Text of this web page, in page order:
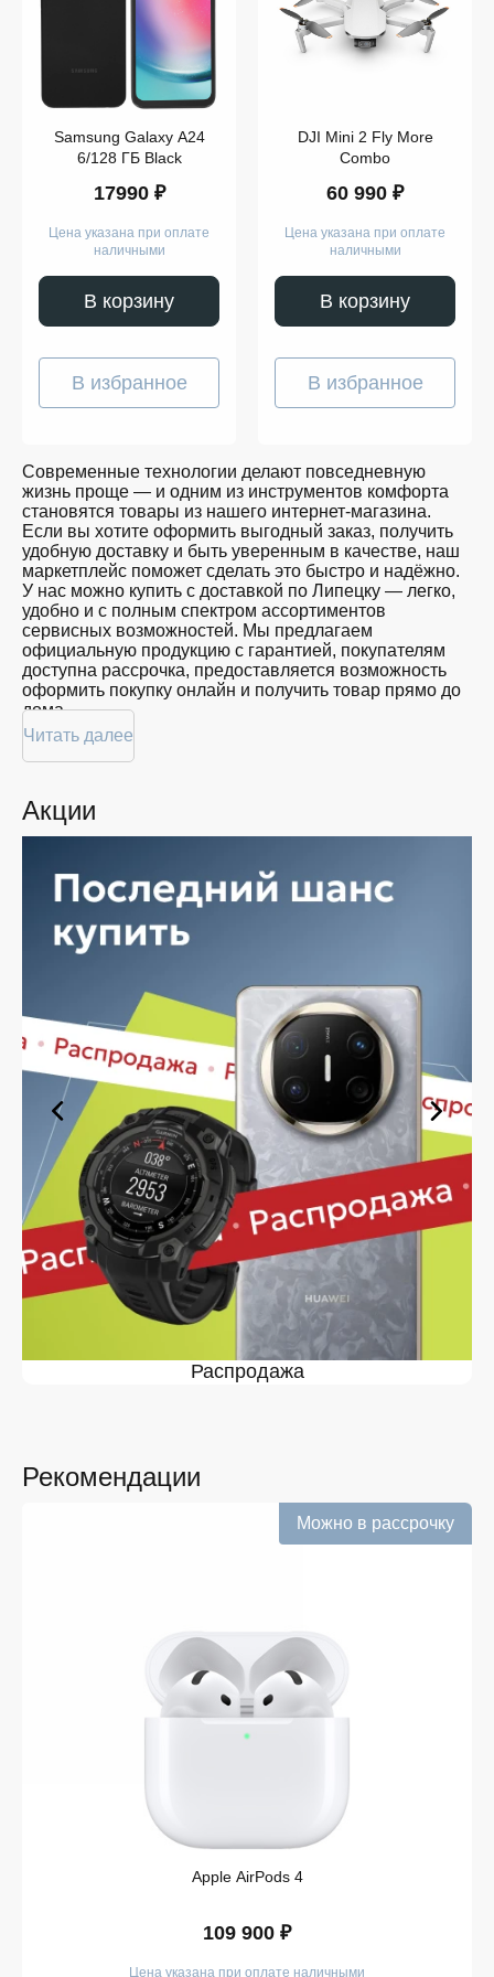
Компьютеры
Гаджеты
Аксессуары
Apple
Samsung
наушники
пылесосы
Выпрямители
волос
Стайлеры
и
работа
Забота
о
близких
Красота
Спорт
Для
дома
Цена
от
до
Показать
ещё
Память
128
GB
Samsung Galaxy A24
6/128 ГБ Black
17990 ₽
Цена указана при оплате
наличными
В корзину
В избранное
DJI Mini 2 Fly More
Combo
60 990 ₽
Цена указана при оплате
наличными
В корзину
В избранное
Современные технологии делают повседневную
жизнь проще — и одним из инструментов комфорта
становятся товары из нашего интернет-магазина.
Если вы хотите оформить выгодный заказ, получить
удобную доставку и быть уверенным в качестве, наш
маркетплейс поможет сделать это быстро и надёжно.
У нас можно купить с доставкой по Липецку — легко,
удобно и с полным спектром ассортиментов
сервисных возможностей. Мы предлагаем
официальную продукцию с гарантией, покупателям
доступна рассрочка, предоставляется возможность
оформить покупку онлайн и получить товар прямо до
дома.
Покупателям доступна покупка по привлекательной
цене: мы регулярно обновляем ассортимент, следим
выбор продукции. В нашем магазине в Липецке вы
всегда найдёте нужный продукт в нужный момент.
объема, с возможностью выполнить бесплатную
доставку.
Планируете покупку в рассрочку? У нас есть такая
услуга. Мы предлагаем удобные условия оплаты,
выберите нужную позицию, добавьте в корзину и
оформите заявку — купить в Липецке вы сможете в
кратчайшие сроки.
Ассортимент в магазине iSpace в
Липецке
На нашей торговой платформе представлен широкий
выбор продукции. Среди ассортимента, как новинки
рынка, так и проверенные временем модели. Каждый
продукт в каталоге соответствует стандартам
качества. Вы можете выбрать и заказать в Липецке в
удобной конфигурации и с доступной ценой.
Мы постоянно обновляем ассортимент, отслеживаем
наличие, поддерживаем актуальность информации,
касающейся цен и наличия. Благодаря этому клиенты
получают лучшие предложения и экономят своё
время. Преимущества покупки у нас:
Подтверждённое наличие на складе.
Информация о наличии обновляется в режиме
покупки по всем ассортиментам с рассрочкой.
При необходимости можно уточнить детали по
рассрочке прямо в карточке товара.
Оперативная доставка по Липецку. Курьерская
Такой подход делает покупку простой и безопасной.
Мы гарантируем, что вы получите именно тот продукт,
подтверждёнными характеристиками и официальной
Читать далее
Акции
Распродажа
Рекомендации
Можно в рассрочку
Apple AirPods 4
109 900 ₽
Цена указана при оплате наличными